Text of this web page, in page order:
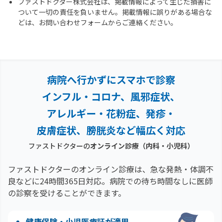
ついて一切の責任を負いません。掲載情報に誤りがある場合な
どは、お問い合わせフォームからご連絡ください。
病院へ行かずにスマホで診察
インフル・コロナ、風邪症状、
アレルギー・花粉症、 発疹・
皮膚症状、膀胱炎など幅広く対応
ファストドクターのオンライン診療（内科・小児科）
ファストドクターのオンライン診療は、急な発熱・体調不
良などに24時間365日対応。 病院での待ち時間なしに医師
の診察を受けることができます。